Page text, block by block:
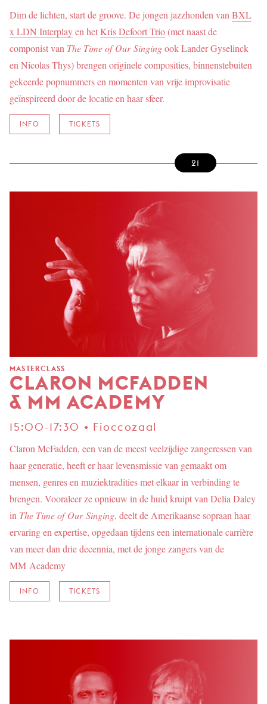
Dim de lichten, start de groove. De jongen jazzhonden van BXL
x LDN Interplayen hetKris Defoort Trio(met naast de
componist van The Time of Our Singingook Lander Gyselinck
en Nicolas Thys) brengen originele composities, binnenstebuiten
gekeerde popnummers en momenten van vrije improvisatie
geïnspireerd door de locatie en haar sfeer.
INFO TICKETS
21
MASTERCLASS
CLARON MCFADDEN
& MM ACADEMY
15:00-17:30 • Fioccozaal
Claron McFadden, een van de meest veelzijdige zangeressen van
haar generatie, heeft er haar levensmissie van gemaakt om
mensen, genres en muziektradities met elkaar in verbinding te
brengen. Vooraleer ze opnieuw in de huid kruipt van Delia Daley
in The Time of Our Singing, deelt de Amerikaanse sopraan haar
ervaring en expertise, opgedaan tijdens een internationale carrière
van meer dan drie decennia, met de jonge zangers van de
MM Academy
INFO TICKETS